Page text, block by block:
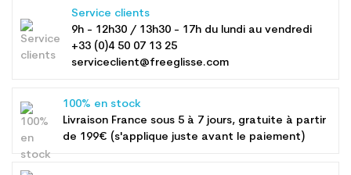
Service clients
9h - 12h30 / 13h30 - 17h du lundi au vendredi
+33 (0)4 50 07 13 25
serviceclient@freeglisse.com
100% en stock
Livraison France sous 5 à 7 jours, gratuite à partir
de 199€ (s'applique juste avant le paiement)